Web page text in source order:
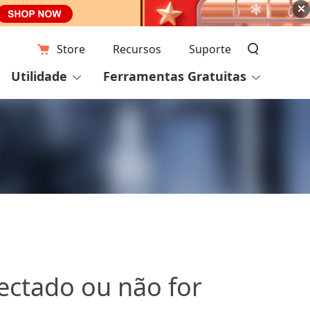
Store Recursos Suporte
Utilidade Ferramentas Gratuitas
ou não for